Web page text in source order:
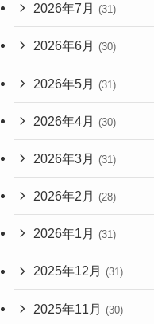
2026年7月 (31)
2026年6月 (30)
2026年5月 (31)
2026年4月 (30)
2026年3月 (31)
2026年2月 (28)
2026年1月 (31)
2025年12月 (31)
2025年11月 (30)